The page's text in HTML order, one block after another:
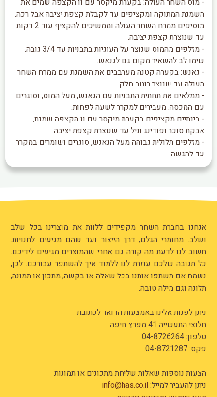
- מוס השחר העולה: בקערת מיקסר עם וו הקצפה שמים את
השמנת המתוקה ומקציפים עד לקבלת קצפת יציבה אבל רכה.
מוסיפים ממרח השחר העולה וממשיכים להקציף עוד 2 דקות
עד שנוצרת קצפת יציבה.
- מזלפים מהמוס שנוצר על העוגיות בתבניות עד 3/4 גובה.
שימו לב להשאיר מקום גם לגנאש.
- גאנש: בקערה קטנה מערבבים את השמנת עם ממרח השחר
העולה עד שנוצר רוטב חלק.
- ממלאים את תחתית התבניות עם הגאנש, מעל המוס, וסוגרים
עם המכסה. מעבירים למקרר לשעה לפחות.
- בינתיים מקציפים בקערת מיקסר עם וו הקצפה שמנת,
אבקת סוכר ופודינג וניל עד שנוצרת קצפת יציבה.
- מזלפים תלולית גבוהה מעל הגאנש, סוגרים ושומרים במקרר
עד להגשה.
אנחנו בחברת השחר מקפידים ללוות את מוצרינו בכל שלב
ושלב. מחומרי הגלם, דרך הייצור ועד שהם מגיעים לחנויות.
חשוב לנו לדעת מה קורה גם אחרי שהמוצרים מגיעים לידיכם.
כל תגובה שלכם עוזרת לנו ללמוד איך להשתפר עבורכם. לכן,
נשמח אם תשתפו אותנו בכל שאלה או בקשה, מתכון או תמונה,
תלונה וגם מילה טובה.
ניתן לפנות אלינו באמצעות הדואר לכתובת
חלוצי התעשייה 41 מפרץ חיפה
טלפון:04-8726264
פקס: 04-8721287
הצעות נוספות שאלות שליחת מתכונים או תמונות
ניתן להעביר למייל:info@has.co.il